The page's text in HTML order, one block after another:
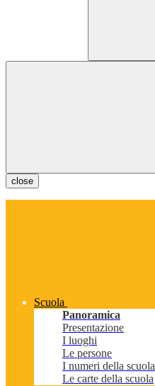
close
Scuola
Panoramica
Presentazione
I luoghi
Le persone
I numeri della scuola
Le carte della scuola